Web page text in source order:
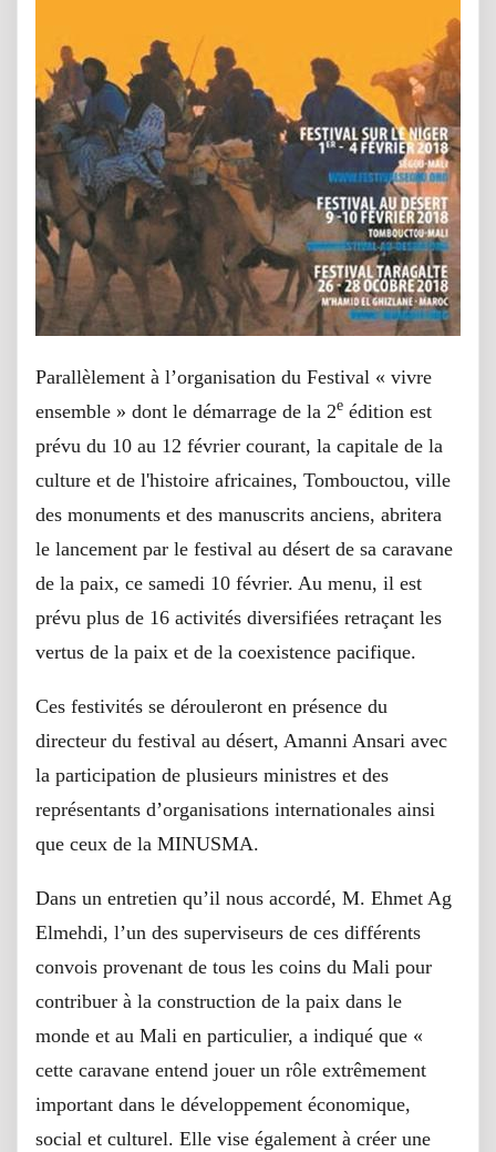
Parallèlement à l’organisation du Festival « vivre
ensemble » dont le démarrage de la 2e édition est
prévu du 10 au 12 février courant, la capitale de la
culture et de l'histoire africaines, Tombouctou, ville
des monuments et des manuscrits anciens, abritera
le lancement par le festival au désert de sa caravane
de la paix, ce samedi 10 février. Au menu, il est
prévu plus de 16 activités diversifiées retraçant les
vertus de la paix et de la coexistence pacifique.
Ces festivités se dérouleront en présence du
directeur du festival au désert, Amanni Ansari avec
la participation de plusieurs ministres et des
représentants d’organisations internationales ainsi
que ceux de la MINUSMA.
Dans un entretien qu’il nous accordé, M. Ehmet Ag
Elmehdi, l’un des superviseurs de ces différents
convois provenant de tous les coins du Mali pour
contribuer à la construction de la paix dans le
monde et au Mali en particulier, a indiqué que «
cette caravane entend jouer un rôle extrêmement
important dans le développement économique,
social et culturel. Elle vise également à créer une